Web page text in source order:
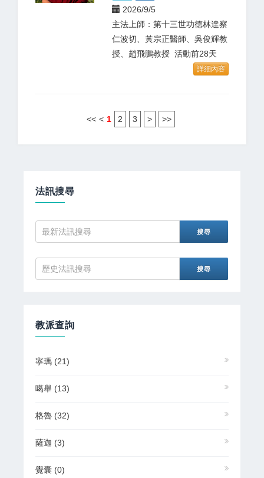
2026/9/5
主法上師：第十三世功德林達察
仁波切、黃宗正醫師、吳俊輝教
授、趙飛鵬教授 活動前28天
詳細內容
<< < 1 2 3 > >>
法訊搜尋
教派查詢
寧瑪 (21)
噶舉 (13)
格魯 (32)
薩迦 (3)
覺囊 (0)